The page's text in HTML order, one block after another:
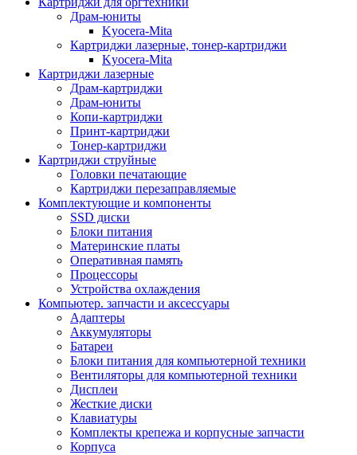
Драм-юниты
Kyocera-Mita
Картриджи лазерные, тонер-картриджи
Kyocera-Mita
Картриджи лазерные
Драм-картриджи
Драм-юниты
Копи-картриджи
Принт-картриджи
Тонер-картриджи
Картриджи струйные
Головки печатающие
Картриджи перезаправляемые
Комплектующие и компоненты
SSD диски
Блоки питания
Материнские платы
Оперативная память
Процессоры
Устройства охлаждения
Компьютер. запчасти и аксессуары
Адаптеры
Аккумуляторы
Батареи
Блоки питания для компьютерной техники
Вентиляторы для компьютерной техники
Дисплеи
Жесткие диски
Клавиатуры
Комплекты крепежа и корпусные запчасти
Корпуса